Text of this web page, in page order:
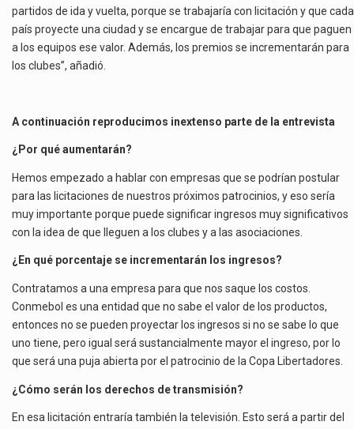
partidos de ida y vuelta, porque se trabajaría con licitación y que cada
país proyecte una ciudad y se encargue de trabajar para que paguen
a los equipos ese valor. Además, los premios se incrementarán para
los clubes”, añadió.
A continuación reproducimos inextenso parte de la entrevista
¿Por qué aumentarán?
Hemos empezado a hablar con empresas que se podrían postular
para las licitaciones de nuestros próximos patrocinios, y eso sería
muy importante porque puede significar ingresos muy significativos
con la idea de que lleguen a los clubes y a las asociaciones.
¿En qué porcentaje se incrementarán los ingresos?
Contratamos a una empresa para que nos saque los costos.
Conmebol es una entidad que no sabe el valor de los productos,
entonces no se pueden proyectar los ingresos si no se sabe lo que
uno tiene, pero igual será sustancialmente mayor el ingreso, por lo
que será una puja abierta por el patrocinio de la Copa Libertadores.
¿Cómo serán los derechos de transmisión?
En esa licitación entraría también la televisión. Esto será a partir del